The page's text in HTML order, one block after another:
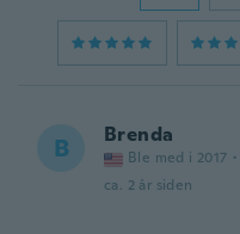
B Brenda
Ble med i 2017 ·
ca. 2 år siden